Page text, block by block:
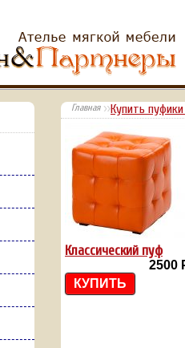
Главная Купить
Классический пуф
2500
КУПИТЬ